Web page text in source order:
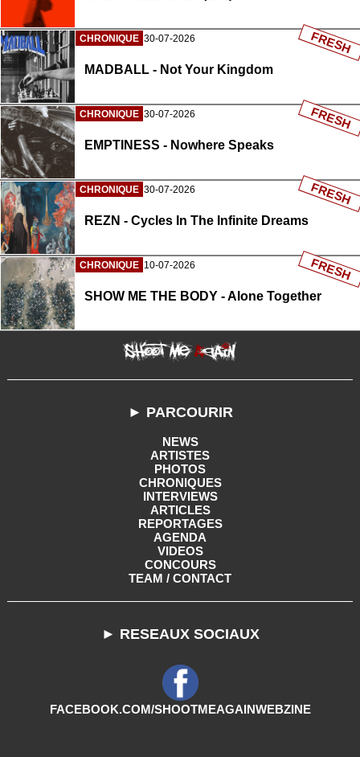
CHRONIQUE 30-07-2026
MADBALL - Not Your Kingdom
FRESH
CHRONIQUE 30-07-2026
EMPTINESS - Nowhere Speaks
FRESH
CHRONIQUE 30-07-2026
REZN - Cycles In The Infinite Dreams
FRESH
CHRONIQUE 10-07-2026
SHOW ME THE BODY - Alone Together
FRESH
► PARCOURIR
NEWS
ARTISTES
PHOTOS
CHRONIQUES
INTERVIEWS
ARTICLES
REPORTAGES
AGENDA
VIDEOS
CONCOURS
TEAM / CONTACT
► RESEAUX SOCIAUX
FACEBOOK.COM/SHOOTMEAGAINWEBZINE